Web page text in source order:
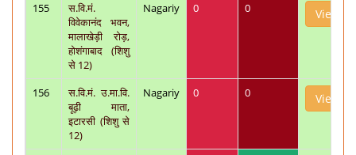
155
स.वि.मं.
विवेकानंद भवन,
मालाखेड़ी रोड़,
होशंगाबाद (शिशु
से 12)
Nagariy 0 0 View
156
स.वि.मं. उ.मा.वि.
बूढ़ी माता,
इटारसी (शिशु से
12)
Nagariy 0 0 View